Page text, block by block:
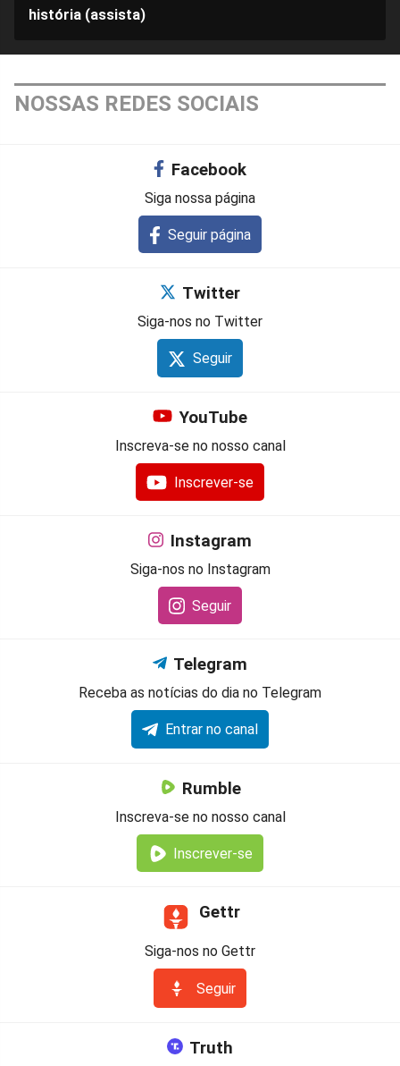
história (assista)
NOSSAS REDES SOCIAIS
Facebook
Siga nossa página
Seguir página
Twitter
Siga-nos no Twitter
Seguir
YouTube
Inscreva-se no nosso canal
Inscrever-se
Instagram
Siga-nos no Instagram
Seguir
Telegram
Receba as notícias do dia no Telegram
Entrar no canal
Rumble
Inscreva-se no nosso canal
Inscrever-se
Gettr
Siga-nos no Gettr
Seguir
Truth